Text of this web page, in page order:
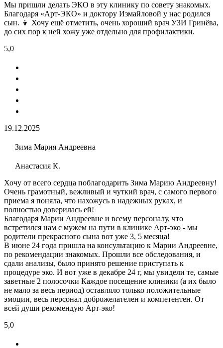
Мы пришли делать ЭКО​ в эту клинику по совету знакомых.
Благодаря «Арт-ЭКО» и доктору Измайловой у нас родился
сын. 👦 Хочу ещё отметить, очень хороший врач УЗИ​ Гринёва,
до сих пор к ней хожу уже отдельно для профилактики.
5,0
19.12.2025
Зима Мария Андреевна
Анастасия К.
Хочу от всего сердца поблагодарить Зима Марию Андреевну!
Очень грамотный, вежливый и чуткий врач, с самого первого
приема я поняла, что нахожусь в надежных руках, и
полностью доверилась ей!
Благодаря Марии Андреевне и всему персоналу, что
встретился нам с мужем на пути в клинике Арт-эко - мы
родители прекрасного сына вот уже 3, 5 месяца!
В июне 24 года пришла на консультацию к Марии Андреевне,
по рекомендации знакомых. Прошли все обследования, и
сдали анализы, было принято решение приступать к
процедуре эко. И вот уже в декабре 24 г, мы увидели те, самые
заветные 2 полосочки Каждое посещение клиники (а их было
не мало за весь период) оставляло только положительные
эмоции, весь персонал доброжелателен и компетентен. От
всей души рекомендую Арт-эко!
5,0